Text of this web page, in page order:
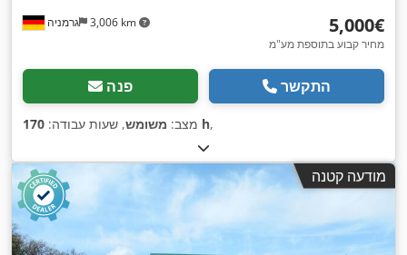
גרמניה 3,006 km ‏5,000 ‏€
מחיר קבוע בתוספת מע"מ
פנה התקשר
מצב: משומש, שעות עבודה: 170 h,
מודעה קטנה